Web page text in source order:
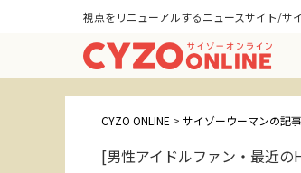
視点をリニューアルするニュースサイト/サ
CYZO ONLINE > サイゾーウーマンの記
[男性アイドルファン・最近の